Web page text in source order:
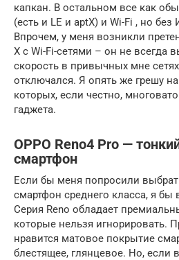
капкан. В остальном все как
(есть и LE и aptX) и Wi-Fi , но без
Впрочем, у меня возникли
X с Wi-Fi-сетями – он не всегда
скорость в привычных мне
отключался. Я опять же грешу
которых, если честно,
гаджета.
OРРО Reno4 Pro —
смартфон
Если бы меня попросили
смартфон среднего класса, я
Серия Reno обладает
которые нельзя игнорировать.
нравится матовое покрытие
блестящее, глянцевое. Но, если